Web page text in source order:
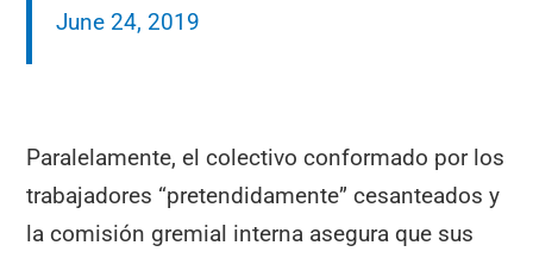
June 24, 2019
Paralelamente, el colectivo conformado por los
trabajadores “pretendidamente” cesanteados y
la comisión gremial interna asegura que sus